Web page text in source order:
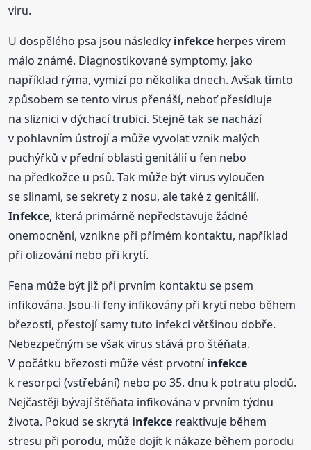
viru.
U dospělého psa jsou následky infekce herpes virem
málo známé. Diagnostikované symptomy, jako
například rýma, vymizí po několika dnech. Avšak tímto
způsobem se tento virus přenáší, neboť přesídluje
na sliznici v dýchací trubici. Stejně tak se nachází
v pohlavním ústrojí a může vyvolat vznik malých
puchýřků v přední oblasti genitálií u fen nebo
na předkožce u psů. Tak může být virus vyloučen
se slinami, se sekrety z nosu, ale také z genitálií.
Infekce, která primárně nepředstavuje žádné
onemocnění, vznikne při přímém kontaktu, například
při olizování nebo při krytí.
Fena může být již při prvním kontaktu se psem
infikována. Jsou-li feny infikovány při krytí nebo během
březosti, přestojí samy tuto infekci většinou dobře.
Nebezpečným se však virus stává pro štěňata.
V počátku březosti může vést prvotníinfekce
k resorpci (vstřebání) nebo po 35. dnu k potratu plodů.
Nejčastěji bývají štěňata infikována v prvním týdnu
života. Pokud se skrytá infekce reaktivuje během
stresu při porodu, může dojít k nákaze během porodu